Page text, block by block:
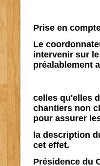
Prise en
Le
intervenir sur
préalablement
celles qu'elles
chantiers non
pour assurer
la description
cet effet.
Présidence du